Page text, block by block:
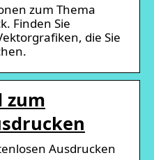
zum Thema
Finden Sie
die Sie
zum
Ausdrucken